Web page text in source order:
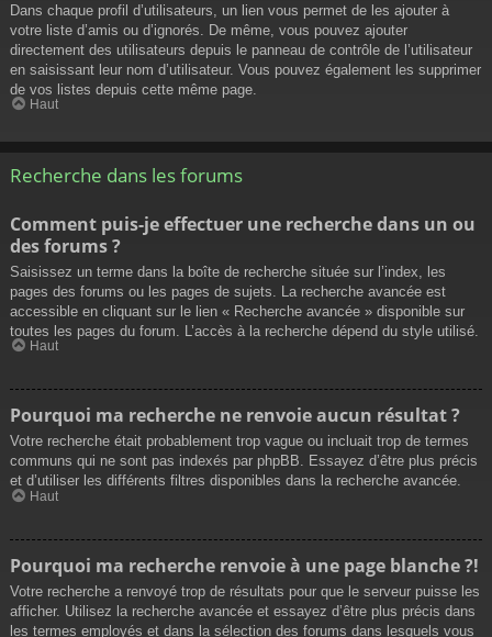
Dans chaque profil d’utilisateurs, un lien vous permet de les ajouter à
votre liste d’amis ou d’ignorés. De même, vous pouvez ajouter
directement des utilisateurs depuis le panneau de contrôle de l’utilisateur
en saisissant leur nom d’utilisateur. Vous pouvez également les supprimer
de vos listes depuis cette même page.
Haut
Recherche dans les forums
Comment puis-je effectuer une recherche dans un ou
des forums ?
Saisissez un terme dans la boîte de recherche située sur l’index, les
pages des forums ou les pages de sujets. La recherche avancée est
accessible en cliquant sur le lien « Recherche avancée » disponible sur
toutes les pages du forum. L’accès à la recherche dépend du style utilisé.
Haut
Pourquoi ma recherche ne renvoie aucun résultat ?
Votre recherche était probablement trop vague ou incluait trop de termes
communs qui ne sont pas indexés par phpBB. Essayez d’être plus précis
et d’utiliser les différents filtres disponibles dans la recherche avancée.
Haut
Pourquoi ma recherche renvoie à une page blanche ?!
Votre recherche a renvoyé trop de résultats pour que le serveur puisse les
afficher. Utilisez la recherche avancée et essayez d’être plus précis dans
les termes employés et dans la sélection des forums dans lesquels vous